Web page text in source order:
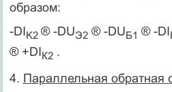
образом:
-DIK2 ® -DUЭ2® -DUБ1 ® -DI
® +DIК2.
4. Параллельная обратная